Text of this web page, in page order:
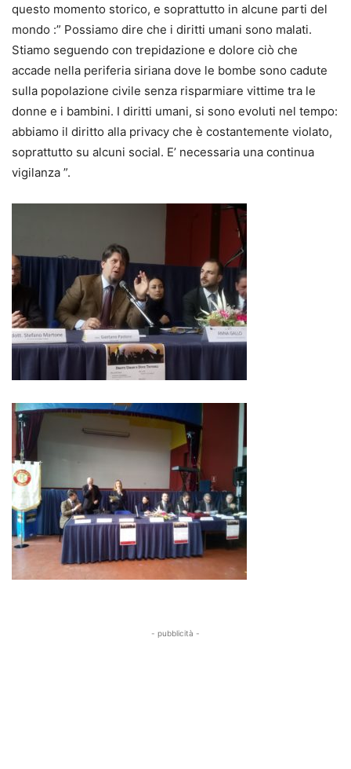
questo momento storico, e soprattutto in alcune parti del
mondo :” Possiamo dire che i diritti umani sono malati.
Stiamo seguendo con trepidazione e dolore ciò che
accade nella periferia siriana dove le bombe sono cadute
sulla popolazione civile senza risparmiare vittime tra le
donne e i bambini. I diritti umani, si sono evoluti nel tempo:
abbiamo il diritto alla privacy che è costantemente violato,
soprattutto su alcuni social. E’ necessaria una continua
vigilanza ”.
- pubblicità -